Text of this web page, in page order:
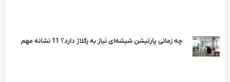
چه زمانی پارتیشن شیشه‌ای نیاز به رگلاژ دارد؟ 11 نشانه مهم